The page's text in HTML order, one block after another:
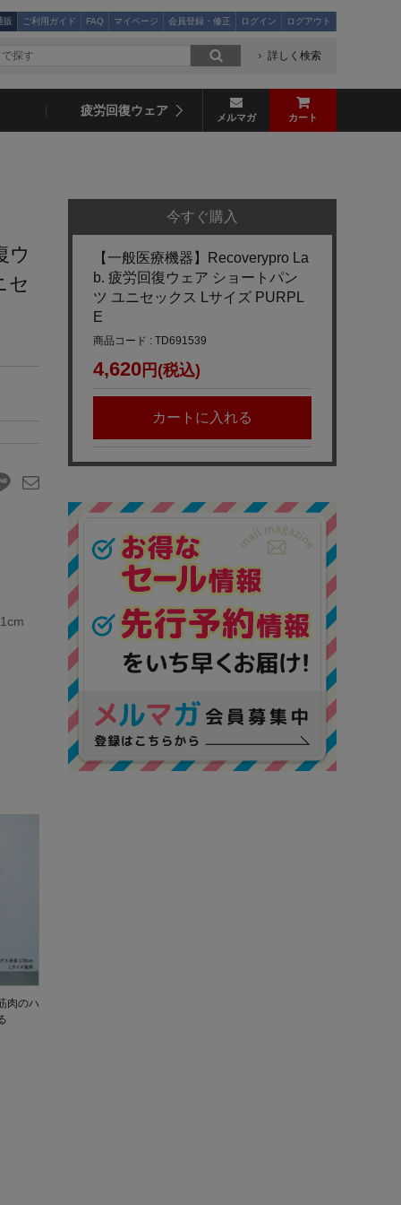
販 ご利用ガイド FAQ マイページ 会員登録・修正 ログイン ログアウト
詳しく検索
疲労回復ウェア メルマガ カート
ウ
セ
肉のハ
今すぐ購入
【一般医療機器】Recoverypro La
b. 疲労回復ウェア ショートパン
ツ ユニセックス Lサイズ PURPL
E
商品コード : TD691539
4,620 円(税込)
カートに入れる